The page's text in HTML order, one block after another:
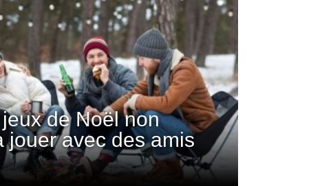
de Noël non
jouer avec des amis